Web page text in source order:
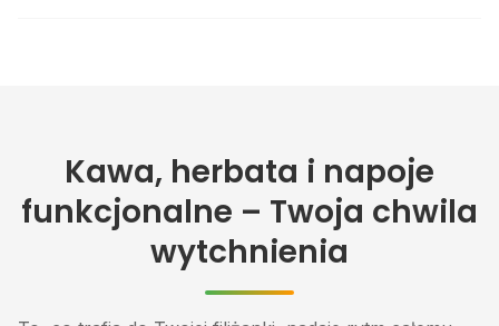
Kawa, herbata i napoje
funkcjonalne – Twoja chwila
wytchnienia